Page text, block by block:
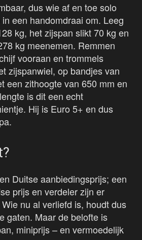
dus wie af en toe solo
een handomdraai om. Leeg
kg, het zijspan slikt 70 kg en
kg meenemen. Remmen
vooraan en trommels
zijspanwiel, op bandjes van
een zithoogte van 650 mm en
is dit een echt
Hij is Euro 5+ en dus
Duitse aanbiedingsprijs; een
prijs en verdeler zijn er
nu al verliefd is, houdt dus
gaten. Maar de belofte is
miniprijs – en vermoedelijk